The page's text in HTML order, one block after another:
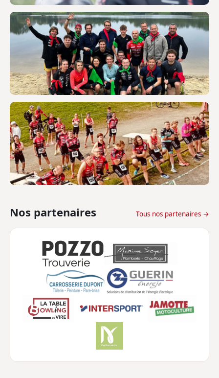
Nos partenaires Tous nos partenaires →